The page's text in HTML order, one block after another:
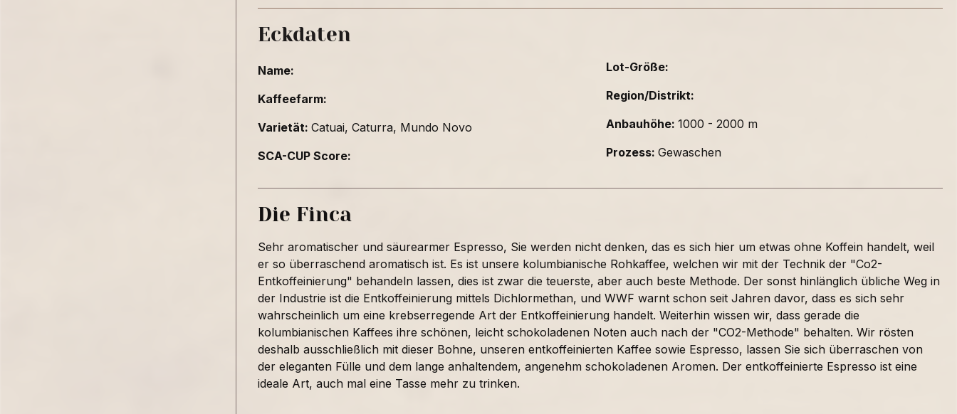
Eckdaten
Name:
Kaffeefarm:
Varietät: Catuai, Caturra, Mundo Novo
SCA-CUP Score:
Lot-Größe:
Region/Distrikt:
Anbauhöhe: 1000 - 2000 m
Prozess: Gewaschen
Die Finca
Sehr aromatischer und säurearmer Espresso, Sie werden nicht denken, das es sich hier um etwas ohne Koffein handelt, weil
er so überraschend aromatisch ist. Es ist unsere kolumbianische Rohkaffee, welchen wir mit der Technik der "Co2-
Entkoffeinierung" behandeln lassen, dies ist zwar die teuerste, aber auch beste Methode. Der sonst hinlänglich übliche Weg in
der Industrie ist die Entkoffeinierung mittels Dichlormethan, und WWF warnt schon seit Jahren davor, dass es sich sehr
wahrscheinlich um eine krebserregende Art der Entkoffeinierung handelt. Weiterhin wissen wir, dass gerade die
kolumbianischen Kaffees ihre schönen, leicht schokoladenen Noten auch nach der "CO2-Methode" behalten. Wir rösten
deshalb ausschließlich mit dieser Bohne, unseren entkoffeinierten Kaffee sowie Espresso, lassen Sie sich überraschen von
der eleganten Fülle und dem lange anhaltendem, angenehm schokoladenen Aromen. Der entkoffeinierte Espresso ist eine
ideale Art, auch mal eine Tasse mehr zu trinken.